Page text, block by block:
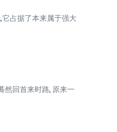
占据了本来属于强大
然回首来时路, 原来一